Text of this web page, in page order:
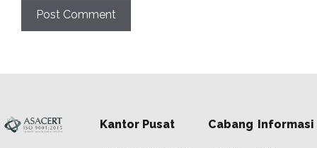
Kantor Pusat Cabang Informasi